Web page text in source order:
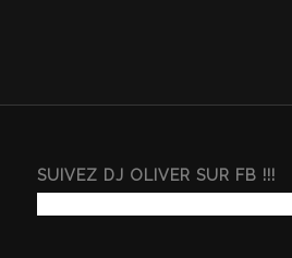
SUIVEZ DJ OLIVER SUR FB !!!